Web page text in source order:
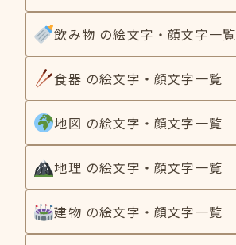
飲み物 の絵文字・顔文字一覧
食器 の絵文字・顔文字一覧
地図 の絵文字・顔文字一覧
地理 の絵文字・顔文字一覧
建物 の絵文字・顔文字一覧